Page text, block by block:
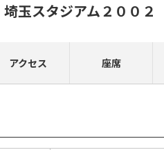
埼玉スタジアム２００２
アクセス 座席